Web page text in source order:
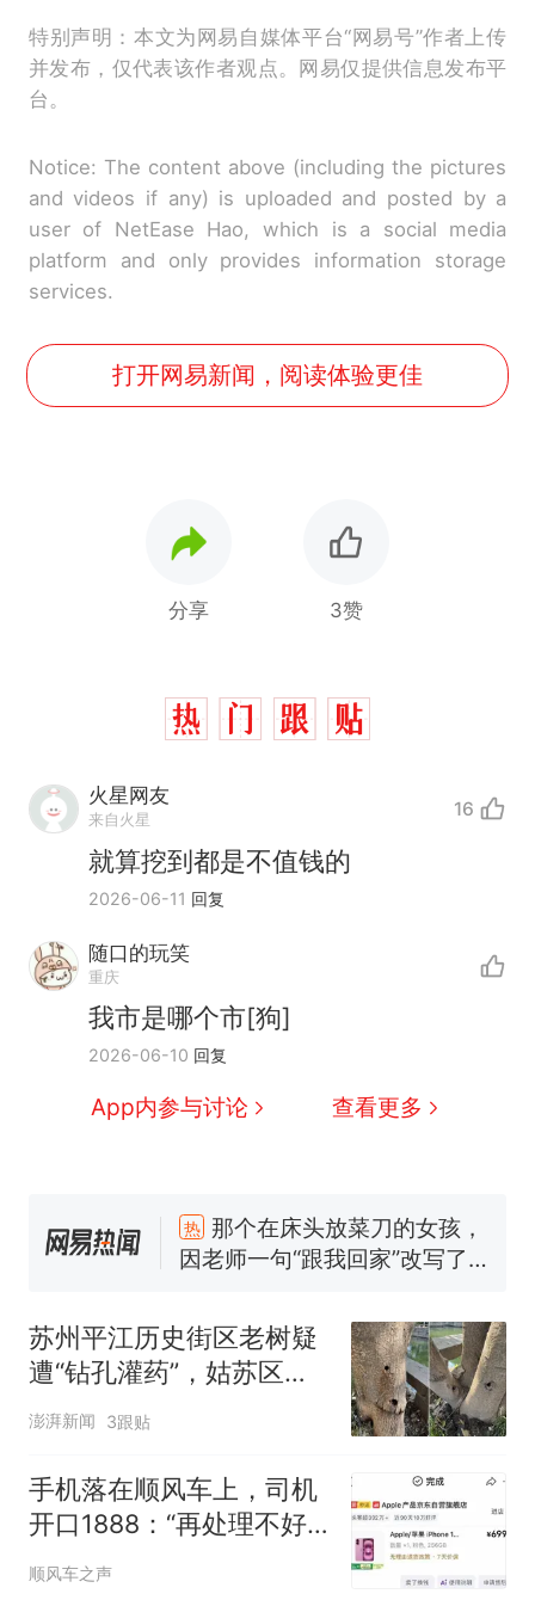
特别声明：本文为网易自媒体平台“网易号”作者上传
并发布，仅代表该作者观点。网易仅提供信息发布平
台。
Notice: The content above (including the pictures
and videos if any) is uploaded and posted by a
user of NetEase Hao, which is a social media
platform and only provides information storage
services.
打开网易新闻，阅读体验更佳
分享 3赞
火星网友
来自火星 16
就算挖到都是不值钱的
2026-06-11 回复
随口的玩笑
重庆
我市是哪个市[狗]
2026-06-10 回复
App内参与讨论 查看更多
热
那个在床头放菜刀的女孩，
因老师一句“跟我回家”改写了
交5060元才肯搬上楼！女子傻
眼了……
佛山一中学招聘物理教师，笔
试前13名均遭淘汰？教育局：
已叫停招聘，成立调查组全面
笔试第一被第二名传话劝弃考
空调24小时开着反而更省电？
电力部门回应
“不建议大家买深色蛋糕”上热
搜，网友：天塌了！
苏州平江历史街区老树疑
遭“钻孔灌药”，姑苏区住
建委：将持续跟进救助事
澎湃新闻 3跟贴
手机落在顺风车上，司机
开口1888：“再处理不好
我就要拔卡了”
顺风车之声